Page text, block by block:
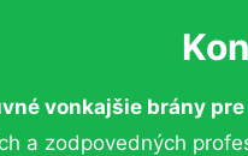
vonkajšie brány
a zodpovedných